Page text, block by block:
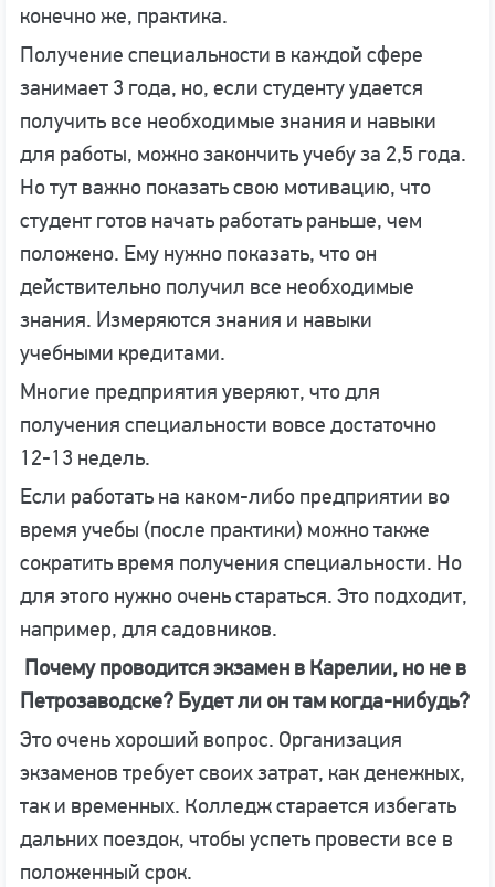
конечно же, практика.
Получение специальности в каждой сфере
занимает 3 года, но, если студенту удается
получить все необходимые знания и навыки
для работы, можно закончить учебу за 2,5 года.
Но тут важно показать свою мотивацию, что
студент готов начать работать раньше, чем
положено. Ему нужно показать, что он
действительно получил все необходимые
знания. Измеряются знания и навыки
учебными кредитами.
Многие предприятия уверяют, что для
получения специальности вовсе достаточно
12-13 недель.
Если работать на каком-либо предприятии во
время учебы (после практики) можно также
сократить время получения специальности. Но
для этого нужно очень стараться. Это подходит,
например, для садовников.
Почему проводится экзамен в Карелии, но не в
Петрозаводске? Будет ли он там когда-нибудь?
Это очень хороший вопрос. Организация
экзаменов требует своих затрат, как денежных,
так и временных. Колледж старается избегать
дальних поездок, чтобы успеть провести все в
положенный срок.